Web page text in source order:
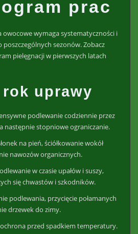
prac
owocowe wymaga systematyczności i
poszczególnych sezonów. Zobacz
pielęgnacji w pierwszych latach
uprawy
podlewanie codziennie przez
następnie stopniowe ograniczanie.
na pień, ściółkowanie wokół
nawozów organicznych.
w czasie upałów i suszy,
się chwastów i szkodników.
podlewania, przycięcie połamanych
drzewek do zimy.
przed spadkiem temperatury.